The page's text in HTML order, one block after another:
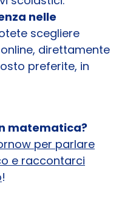
nelle
scegliere
direttamente
preferite, in
matematica?
per parlare
e raccontarci
!